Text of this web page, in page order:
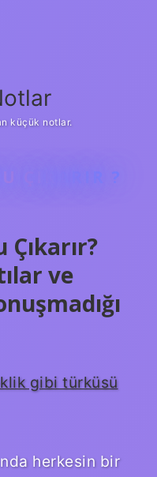
küçük notlar.
ÇIKARIR ?
ve
gibi türküsü
herkesin bir